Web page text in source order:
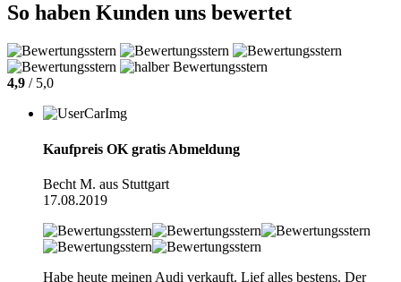
So haben Kunden uns bewertet
4,9 / 5,0
Kaufpreis OK gratis Abmeldung
Becht M. aus Stuttgart
17.08.2019
Habe heute meinen Audi verkauft. Lief alles bestens. Der